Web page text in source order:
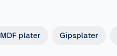
MDF plater Gipsplater